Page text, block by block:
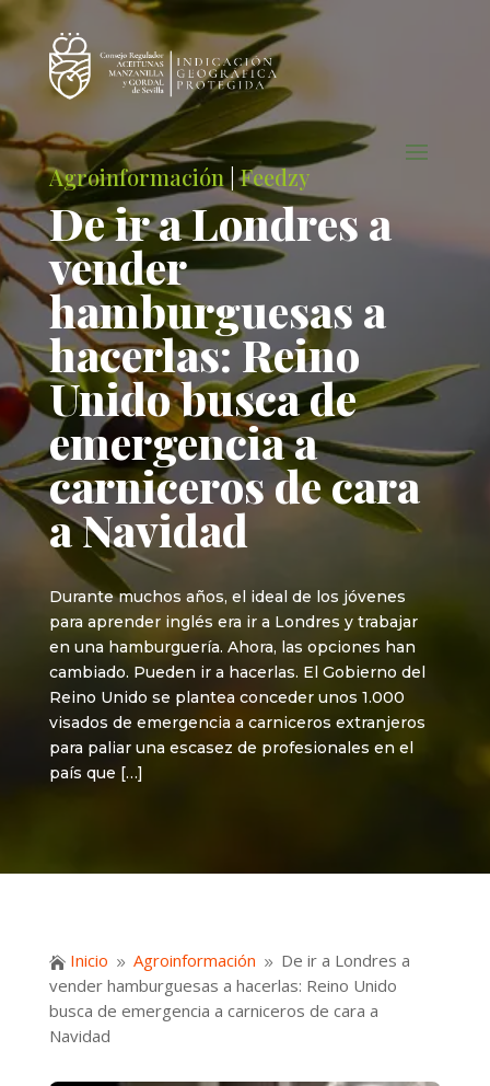
Agroinformación |Feedzy
De ir a Londres a
vender
hamburguesas a
hacerlas: Reino
Unido busca de
emergencia a
carniceros de cara
a Navidad
Durante muchos años, el ideal de los jóvenes
para aprender inglés era ir a Londres y trabajar
en una hamburguería. Ahora, las opciones han
cambiado. Pueden ir a hacerlas. El Gobierno del
Reino Unido se plantea conceder unos 1.000
visados de emergencia a carniceros extranjeros
para paliar una escasez de profesionales en el
país que […]
 Inicio 9 Agroinformación 9 De ir a Londres a
vender hamburguesas a hacerlas: Reino Unido
busca de emergencia a carniceros de cara a
Navidad